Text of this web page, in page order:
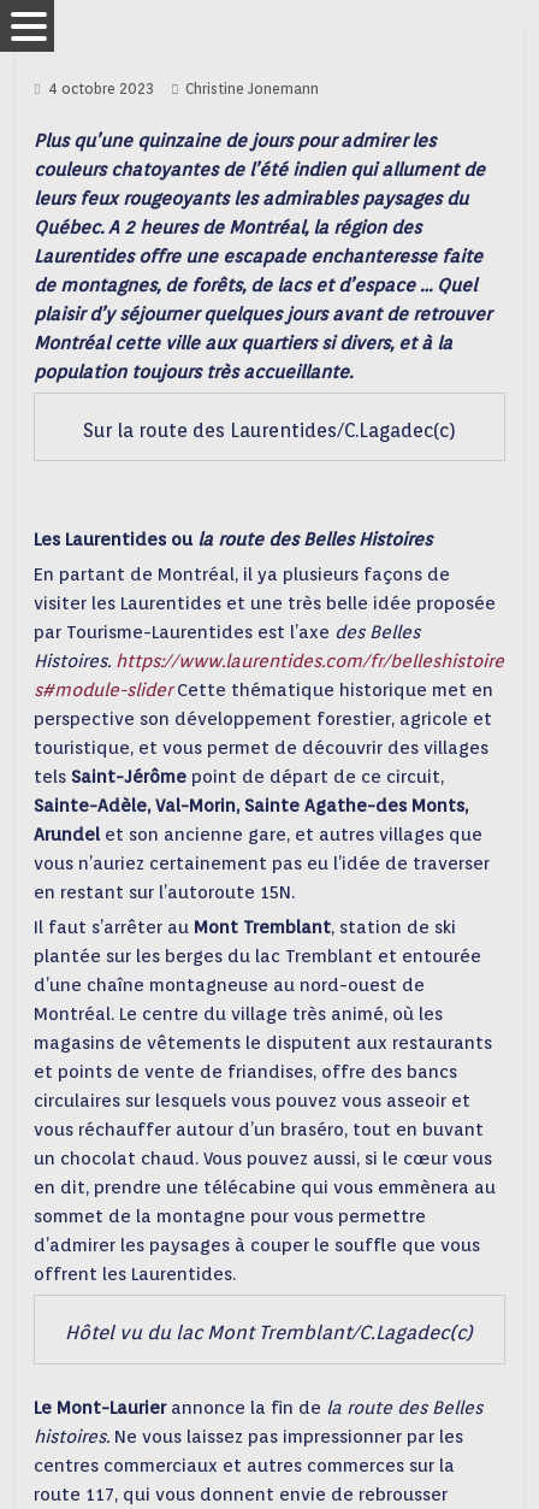
4 octobre 2023 Christine Jonemann
Plus qu’une quinzaine de jours pour admirer les
couleurs chatoyantes de l’été indien qui allument de
leurs feux rougeoyants les admirables paysages du
Québec. A 2 heures de Montréal, la région des
Laurentides offre une escapade enchanteresse faite
de montagnes, de forêts, de lacs et d’espace … Quel
plaisir d’y séjourner quelques jours avant de retrouver
Montréal cette ville aux quartiers si divers, et à la
population toujours très accueillante.
Sur la route des Laurentides/C.Lagadec(c)
Les Laurentides ou la route des Belles Histoires
En partant de Montréal, il ya plusieurs façons de
visiter les Laurentides et une très belle idée proposée
par Tourisme-Laurentides est l’axe des Belles
Histoires. https://www.laurentides.com/fr/belleshistoire
s#module-slider Cette thématique historique met en
perspective son développement forestier, agricole et
touristique, et vous permet de découvrir des villages
telsSaint-Jérôme point de départ de ce circuit,
Sainte-Adèle, Val-Morin, Sainte Agathe-des Monts,
Arundelet son ancienne gare, et autres villages que
vous n’auriez certainement pas eu l’idée de traverser
en restant sur l’autoroute 15N.
Il faut s’arrêter au Mont Tremblant, station de ski
plantée sur les berges du lac Tremblant et entourée
d’une chaîne montagneuse au nord-ouest de
Montréal. Le centre du village très animé, où les
magasins de vêtements le disputent aux restaurants
et points de vente de friandises, offre des bancs
circulaires sur lesquels vous pouvez vous asseoir et
vous réchauffer autour d’un braséro, tout en buvant
un chocolat chaud. Vous pouvez aussi, si le cœur vous
en dit, prendre une télécabine qui vous emmènera au
sommet de la montagne pour vous permettre
d’admirer les paysages à couper le souffle que vous
offrent les Laurentides.
Hôtel vu du lac Mont Tremblant/C.Lagadec(c)
Le Mont-Laurierannonce la fin de la route des Belles
histoires. Ne vous laissez pas impressionner par les
centres commerciaux et autres commerces sur la
route 117, qui vous donnent envie de rebrousser